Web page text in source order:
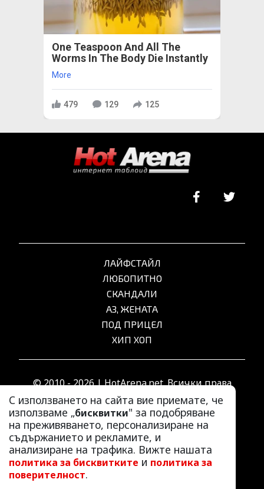
One Teaspoon And All The
Worms In The Body Die Instantly
More
479 129 125
С използването на сайта вие приемате, че
използваме „бисквитки" за подобряване
на преживяването, персонализиране на
съдържанието и рекламите, и
анализиране на трафика. Вижте нашата
политика за бисквитките и политика за
поверителност.
ЛАЙФСТАЙЛ
ЛЮБОПИТНО
СКАНДАЛИ
АЗ, ЖЕНАТА
ПОД ПРИЦЕЛ
ХИП ХОП
© 2010 - 2026 | HotArena.net. Всички права
запазени.
РЕКЛАМА
КОНТАКТИ
ОБЩИ УСЛОВИЯ
ПОЛИТИКА ЗА ПОВЕРИТЕЛНОСТ